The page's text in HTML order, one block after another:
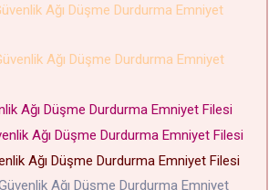
Ağı Düşme Durdurma Emniyet
Ağı Düşme Durdurma Emniyet
Ağı Düşme Durdurma Emniyet Filesi
Ağı Düşme Durdurma Emniyet Filesi
Ağı Düşme Durdurma Emniyet Filesi
Ağı Düşme Durdurma Emniyet